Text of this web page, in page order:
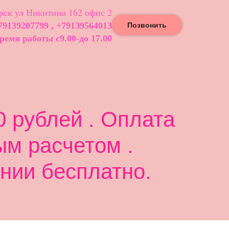
рублей . Оплата
расчетом .
бесплатно.
ул Никитина 162 офис 2
, +79139564013
работы с9.00-до 17.00
Позвонить